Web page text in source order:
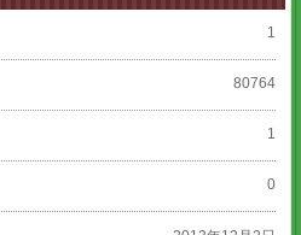
1
80764
1
0